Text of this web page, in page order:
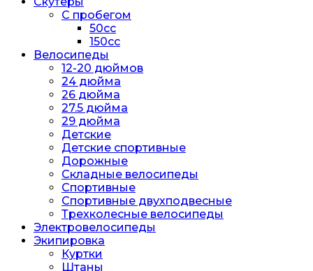
С пробегом
50cc
150cc
Велосипеды
12-20 дюймов
24 дюйма
26 дюйма
27.5 дюйма
29 дюйма
Детские
Детские спортивные
Дорожные
Складные велосипеды
Спортивные
Спортивные двухподвесные
Трехколесные велосипеды
Электровелосипеды
Экипировка
Куртки
Штаны